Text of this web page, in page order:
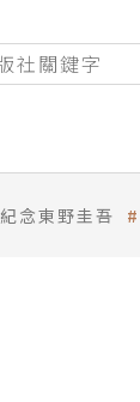
紀念東野圭吾